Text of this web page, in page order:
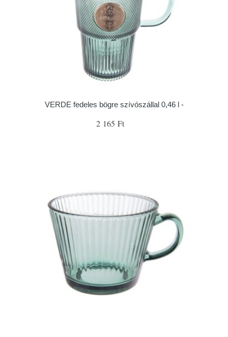
VERDE fedeles bögre szívószállal 0,46 l -
2 165 Ft